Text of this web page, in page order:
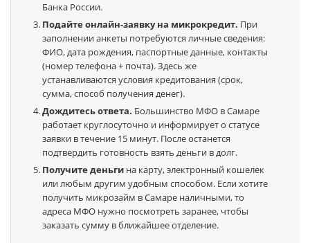
Банка России.
Подайте онлайн-заявку на микрокредит. При
заполнении анкеты потребуются личные сведения:
ФИО, дата рождения, паспортные данные, контакты
(номер телефона + почта). Здесь же
устанавливаются условия кредитования (срок,
сумма, способ получения денег).
Дождитесь ответа. Большинство МФО в Самаре
работает круглосуточно и информирует о статусе
заявки в течение 15 минут. После останется
подтвердить готовность взять деньги в долг.
Получите деньги на карту, электронный кошелек
или любым другим удобным способом. Если хотите
получить микрозайм в Самаре наличными, то
адреса МФО нужно посмотреть заранее, чтобы
заказать сумму в ближайшее отделение.